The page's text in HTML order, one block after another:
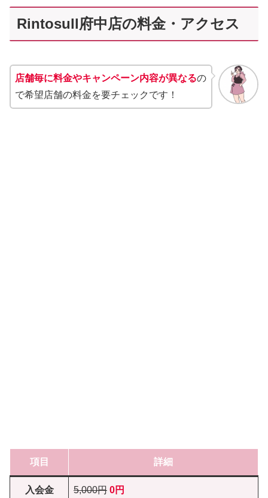
Rintosull府中店の料金・アクセス
店舗毎に料金やキャンペーン内容が異なるの
で希望店舗の料金を要チェックです！
項目 詳細
入会金 5,000円 0円